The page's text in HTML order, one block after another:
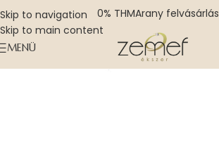
Skip to navigation
Skip to main content
0% THMArany felvásárlás
MENÜ